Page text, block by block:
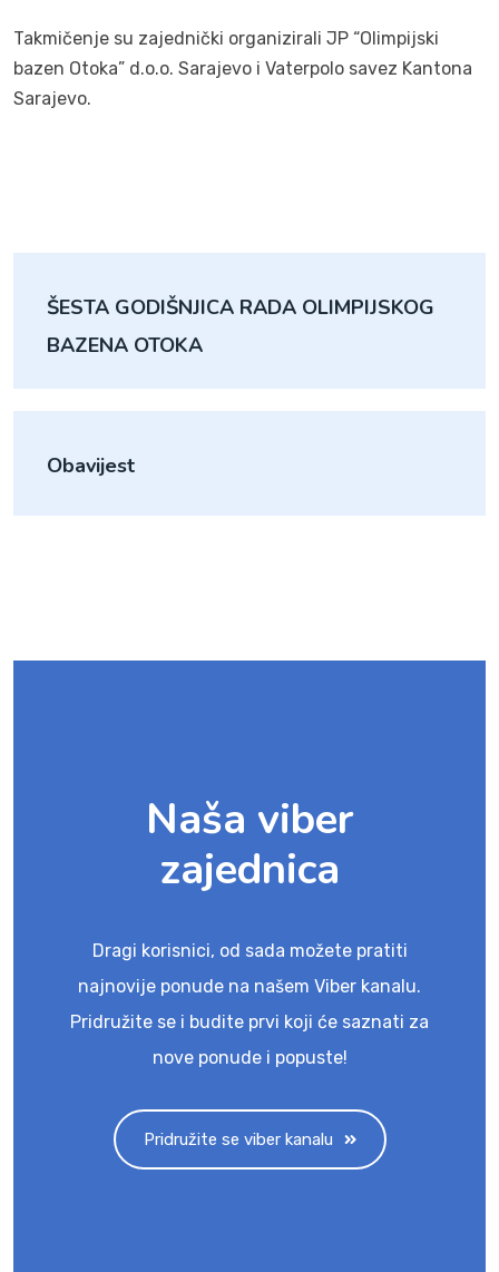
Takmičenje su zajednički organizirali JP “Olimpijski
bazen Otoka” d.o.o. Sarajevo i Vaterpolo savez Kantona
Sarajevo.
ŠESTA GODIŠNJICA RADA OLIMPIJSKOG
Obavijest
Naša viber
zajednica
Dragi korisnici, od sada možete pratiti
najnovije ponude na našem Viber kanalu.
Pridružite se i budite prvi koji će saznati za
nove ponude i popuste!
Pridružite se viber kanalu